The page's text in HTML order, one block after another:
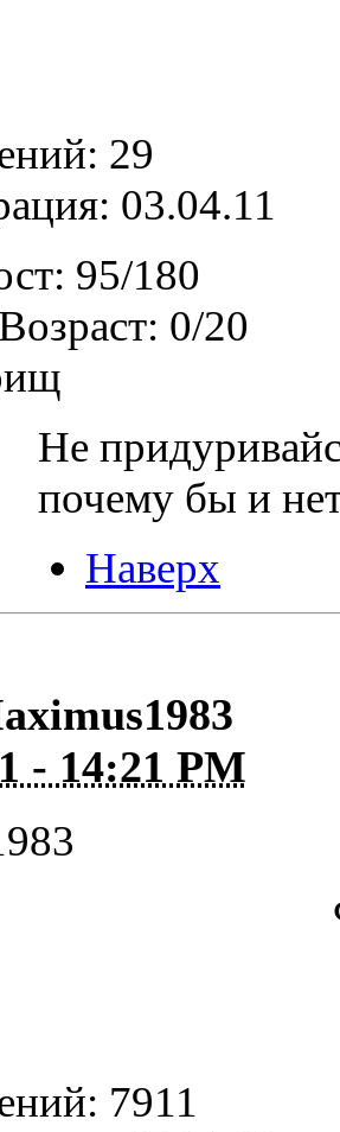
29
03.04.11
95/180
0/20
Не
почему бы и
Наверх
- 14:21 PM
7911